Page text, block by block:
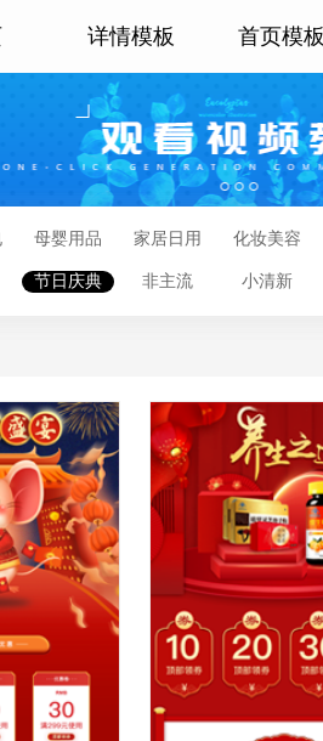
详情模板 首页模板
母婴用品 家居日用 化妆美容
节日庆典 非主流 小清新